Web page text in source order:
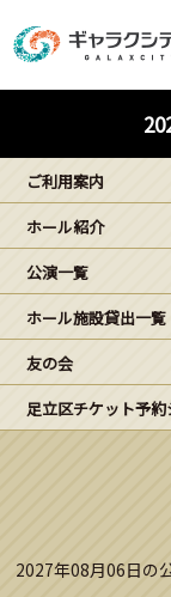
施設案内
ギャラクシティとは
こどもみーてぃんぐ
Gがくえん
ブランドからのお知
ご利用案内
ホール紹介
公演一覧
ホール施設貸出一覧
友の会
足立区チケット予
2027年08月06日の